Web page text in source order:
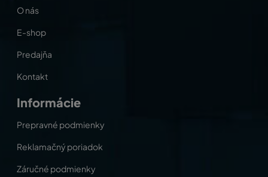
O nás
E-shop
Predajňa
Kontakt
Informácie
Prepravné podmienky
Reklamačný poriadok
Záručné podmienky